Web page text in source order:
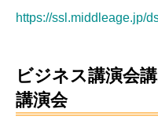
https://ssl.middleage.jp/
ビジネス講演会
講演会